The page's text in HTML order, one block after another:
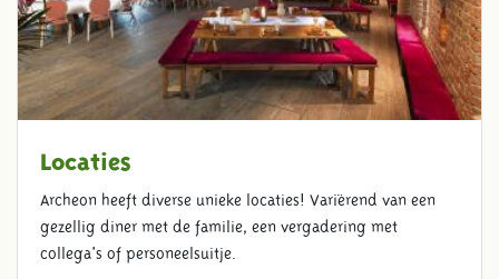
Locaties
Archeon heeft diverse unieke locaties! Variërend van een
gezellig diner met de familie, een vergadering met
collega's of personeelsuitje.